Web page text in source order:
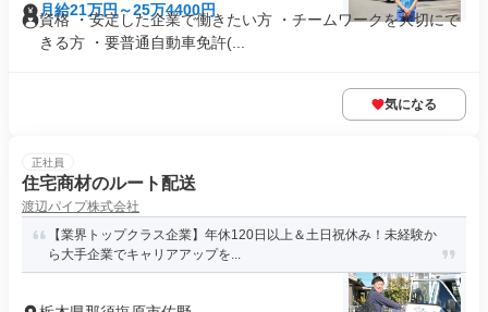
月給21万円～25万4400円
資格 ・安定した企業で働きたい方 ・チームワークを大切にで
きる方 ・要普通自動車免許(...
気になる
正社員
住宅商材のルート配送
渡辺パイプ株式会社
【業界トップクラス企業】年休120日以上＆土日祝休み！未経験か
ら大手企業でキャリアアップを...